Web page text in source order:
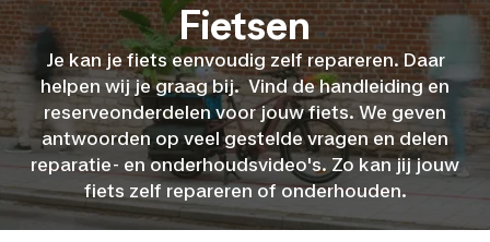
Fietsen
Je kan je fiets eenvoudig zelf repareren. Daar
helpen wij je graag bij. Vind de handleiding en
reserveonderdelen voor jouw fiets. We geven
antwoorden op veel gestelde vragen en delen
reparatie- en onderhoudsvideo's. Zo kan jij jouw
fiets zelf repareren of onderhouden.